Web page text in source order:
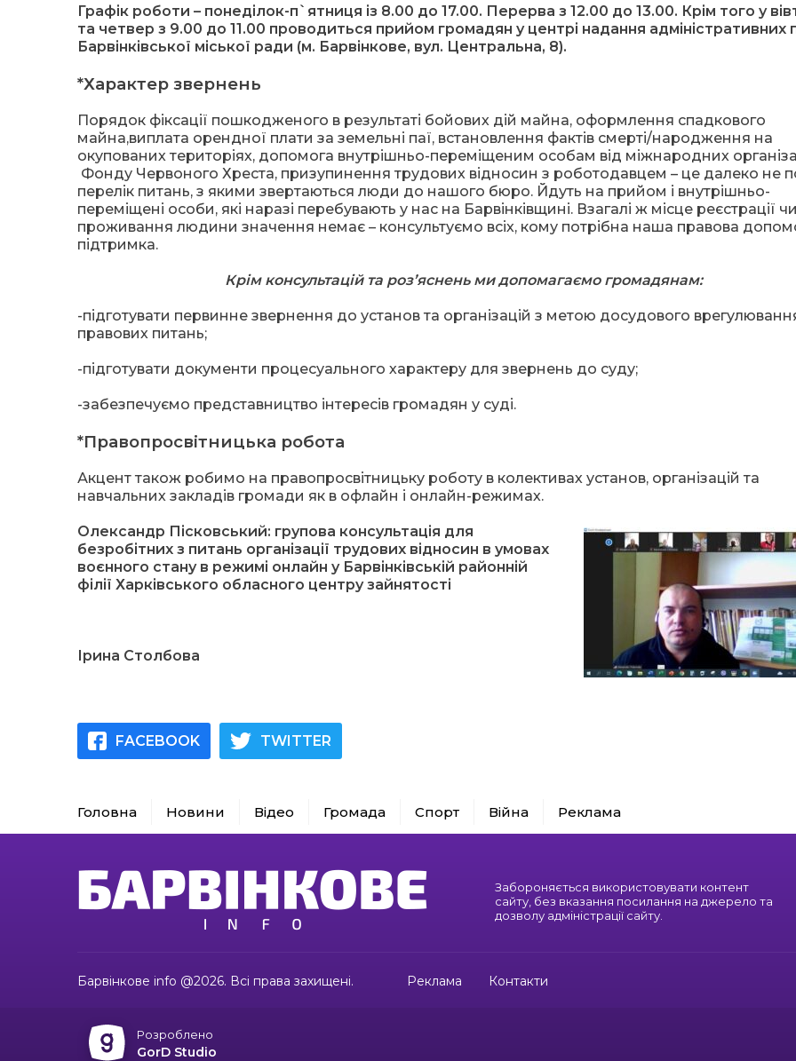
Графік роботи – понеділок-п`ятниця із 8.00 до 17.00. Перерва з 12.00 до 13.00. Крім того у
та четвер з 9.00 до 11.00 проводиться прийом громадян у центрі надання адміністративних
Барвінківської міської ради (м. Барвінкове, вул. Центральна, 8).
*Характер звернень
Порядок фіксації пошкодженого в результаті бойових дій майна, оформлення спадкового
майна,виплата орендної плати за земельні паї, встановлення фактів смерті/народження на
окупованих територіях, допомога внутрішньо-переміщеним особам від міжнародних
Фонду Червоного Хреста, призупинення трудових відносин з роботодавцем – це далеко не
перелік питань, з якими звертаються люди до нашого бюро. Йдуть на прийом і внутрішньо-
переміщені особи, які наразі перебувають у нас на Барвінківщині. Взагалі ж місце реєстрації чи
проживання людини значення немає – консультуємо всіх, кому потрібна наша правова
підтримка.
Крім консультацій та роз’яснень ми допомагаємо громадянам:
-підготувати первинне звернення до установ та організацій з метою досудового
правових питань;
-підготувати документи процесуального характеру для звернень до суду;
-забезпечуємо представництво інтересів громадян у суді.
*Правопросвітницька робота
Акцент також робимо на правопросвітницьку роботу в колективах установ, організацій та
навчальних закладів громади як в офлайн і онлайн-режимах.
Олександр Пісковський: групова консультація для
безробітних з питань організації трудових відносин в умовах
воєнного стану в режимі онлайн у Барвінківській районній
філії Харківського обласного центру зайнятості
Ірина Столбова
FACEBOOK TWITTER
Головна Новини Відео Громада Спорт Війна Реклама
Забороняється використовувати контент
сайту, без вказання посилання на джерело та
дозволу адміністрації сайту.
Барвінкове info @2026. Всі права захищені. Реклама Контакти
Розроблено
GorD Studio